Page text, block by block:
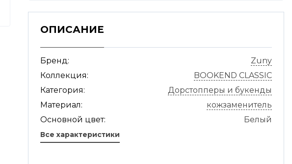
ОПИСАНИЕ
Бренд:
Zuny
Коллекция:
BOOKEND CLASSIC
Категория:
Дорстопперы и букенды
Материал:
кожзаменитель
Основной цвет:
Белый
Все характеристики